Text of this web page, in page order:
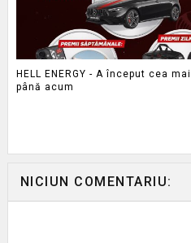
HELL ENERGY - A început cea
până acum
NICIUN COMENTARIU: